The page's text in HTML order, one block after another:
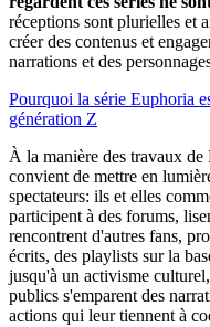
réceptions sont plurielles et
créer des contenus et
narrations et des
Pourquoi la série Euphoria
génération Z
À la manière des travaux
convient de mettre en
spectateurs: ils et elles
participent à des forums,
rencontrent d'autres fans,
écrits, des playlists sur la
jusqu'à un activisme
publics s'emparent des
actions qui leur tiennent à